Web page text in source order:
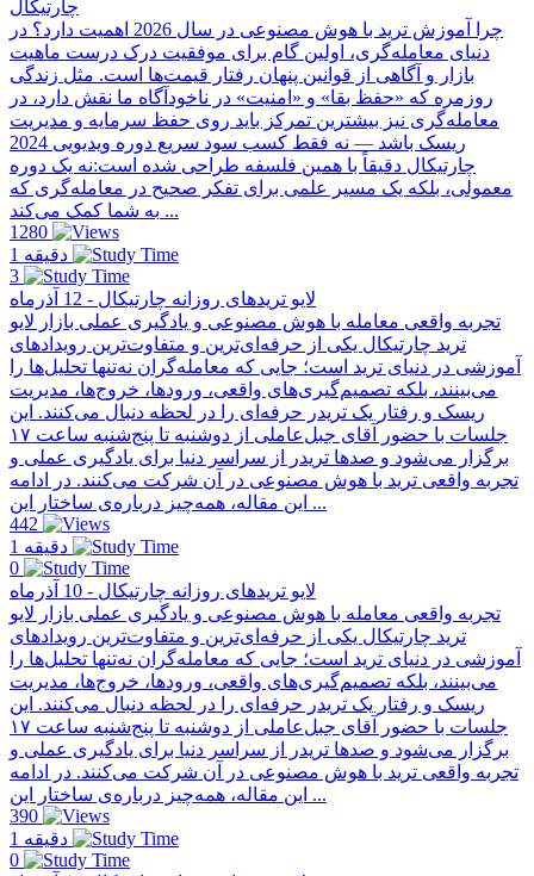
چارتیکال
چرا آموزش ترید با هوش مصنوعی در سال 2026 اهمیت دارد؟ در
دنیای معامله‌گری، اولین گام برای موفقیت درک درست ماهیت
بازار و آگاهی از قوانین پنهان رفتار قیمت‌ها است. مثل زندگی
روزمره که «حفظ بقا» و «امنیت» در ناخودآگاه ما نقش دارد، در
معامله‌گری نیز بیشترین تمرکز باید روی حفظ سرمایه و مدیریت
ریسک باشد — نه فقط کسب سود سریع دوره ویدیویی 2024
چارتیکال دقیقاً با همین فلسفه طراحی شده است:نه یک دوره
معمولی، بلکه یک مسیر علمی برای تفکر صحیح در معامله‌گری که
به شما کمک می‌کند ...
1280
1 دقیقه
3
لایو تریدهای روزانه چارتیکال - 12 آذرماه
تجربه واقعی معامله با هوش مصنوعی و یادگیری عملی بازار لایو
ترید چارتیکال یکی از حرفه‌ای‌ترین و متفاوت‌ترین رویدادهای
آموزشی در دنیای ترید است؛ جایی که معامله‌گران نه‌تنها تحلیل‌ها را
می‌بینند، بلکه تصمیم‌گیری‌های واقعی، ورودها، خروج‌ها، مدیریت
ریسک و رفتار یک تریدر حرفه‌ای را در لحظه دنبال می‌کنند. این
جلسات با حضور آقای جبل‌عاملی از دو‌شنبه تا پنج‌شنبه ساعت ۱۷
برگزار می‌شود و صدها تریدر از سراسر دنیا برای یادگیری عملی و
تجربه واقعی ترید با هوش مصنوعی در آن شرکت می‌کنند. در ادامه
این مقاله، همه‌چیز درباره‌ی ساختار این ...
442
1 دقیقه
0
لایو تریدهای روزانه چارتیکال - 10 آذرماه
تجربه واقعی معامله با هوش مصنوعی و یادگیری عملی بازار لایو
ترید چارتیکال یکی از حرفه‌ای‌ترین و متفاوت‌ترین رویدادهای
آموزشی در دنیای ترید است؛ جایی که معامله‌گران نه‌تنها تحلیل‌ها را
می‌بینند، بلکه تصمیم‌گیری‌های واقعی، ورودها، خروج‌ها، مدیریت
ریسک و رفتار یک تریدر حرفه‌ای را در لحظه دنبال می‌کنند. این
جلسات با حضور آقای جبل‌عاملی از دو‌شنبه تا پنج‌شنبه ساعت ۱۷
برگزار می‌شود و صدها تریدر از سراسر دنیا برای یادگیری عملی و
تجربه واقعی ترید با هوش مصنوعی در آن شرکت می‌کنند. در ادامه
این مقاله، همه‌چیز درباره‌ی ساختار این ...
390
1 دقیقه
0